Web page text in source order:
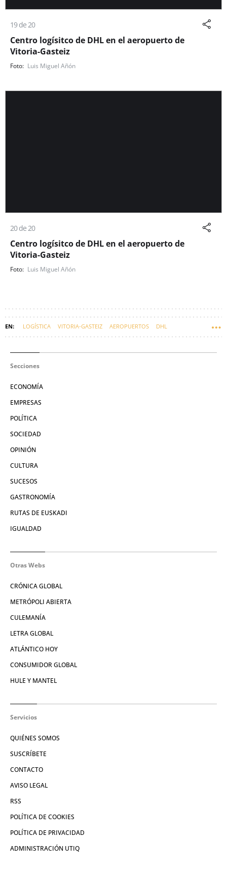
19 de 20
Centro logísitco de DHL en el aeropuerto de
Vitoria-Gasteiz
Luis Miguel Añón
20 de 20
Centro logísitco de DHL en el aeropuerto de
Vitoria-Gasteiz
Luis Miguel Añón
LOGÍSTICA VITORIA-GASTEIZ AEROPUERTOS DHL
Secciones
ECONOMÍA
EMPRESAS
POLÍTICA
SOCIEDAD
OPINIÓN
CULTURA
SUCESOS
GASTRONOMÍA
RUTAS DE EUSKADI
IGUALDAD
Otras Webs
CRÓNICA GLOBAL
METRÓPOLI ABIERTA
CULEMANÍA
LETRA GLOBAL
ATLÁNTICO HOY
CONSUMIDOR GLOBAL
HULE Y MANTEL
Servicios
QUIÉNES SOMOS
SUSCRÍBETE
CONTACTO
AVISO LEGAL
RSS
POLÍTICA DE COOKIES
POLÍTICA DE PRIVACIDAD
ADMINISTRACIÓN UTIQ